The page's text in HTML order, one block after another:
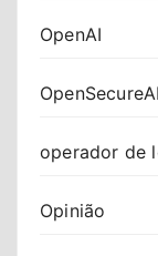
OpenAI
OpenSecureAI
operador de
Opinião